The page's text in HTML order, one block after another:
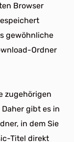
Browser
gewöhnliche
Ordner
zugehörigen
gibt es in
in dem Sie
Titel direkt